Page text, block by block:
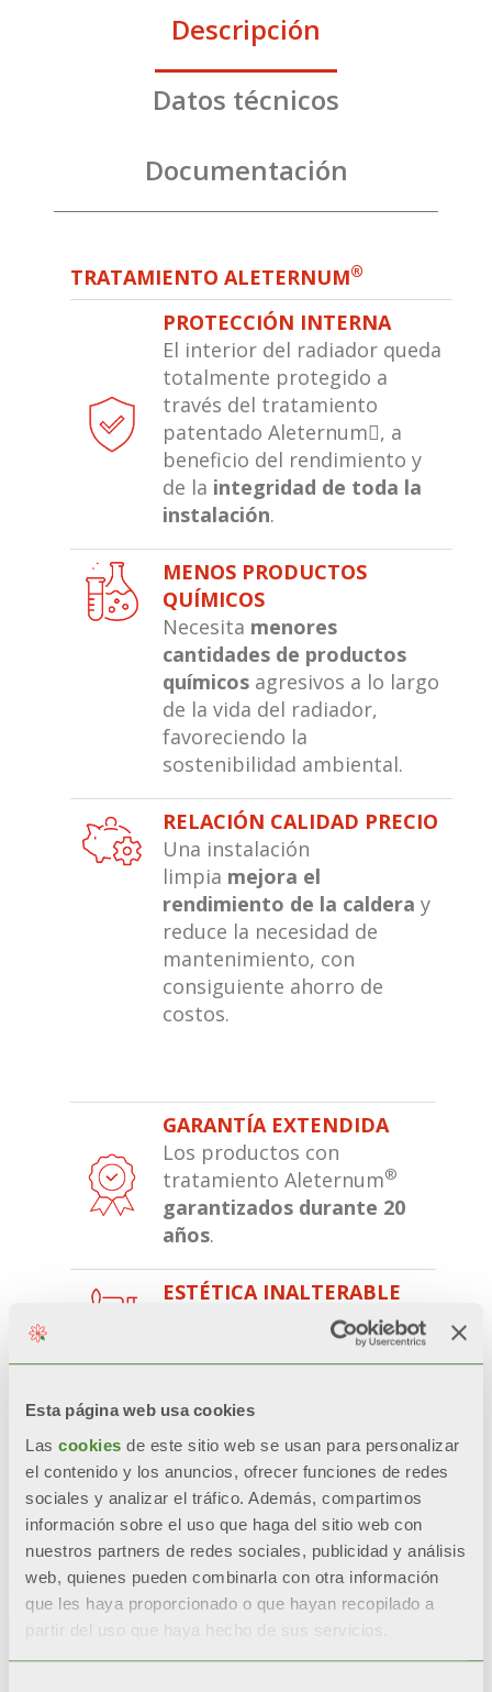
Esta página web usa cookies
Las cookies de este sitio web se usan para personalizar
el contenido y los anuncios, ofrecer funciones de redes
sociales y analizar el tráfico. Además, compartimos
información sobre el uso que haga del sitio web con
nuestros partners de redes sociales, publicidad y análisis
web, quienes pueden combinarla con otra información
que les haya proporcionado o que hayan recopilado a
partir del uso que haya hecho de sus servicios.
Descripción
Datos técnicos
Documentación
TRATAMIENTO ALETERNUM®
PROTECCIÓN INTERNA
El interior del radiador queda
totalmente protegido a
través del tratamiento
patentado Aleternum, a
beneficio del rendimiento y
de la integridad de toda la
instalación.
MENOS PRODUCTOS
QUÍMICOS
Necesita menores
cantidades de productos
químicos agresivos a lo largo
de la vida del radiador,
favoreciendo la
sostenibilidad ambiental.
RELACIÓN CALIDAD PRECIO
Una instalación
limpia mejora el
rendimiento de la caldera y
reduce la necesidad de
mantenimiento, con
consiguiente ahorro de
costos.
GARANTÍA EXTENDIDA
Los productos con
tratamiento Aleternum®
garantizados durante 20
años.
ESTÉTICA INALTERABLE
Estética, brillo y color se
mantienen a lo largo del
tiempogracias a pre-
tratamientos y a la doble
polvos.
RESISTENCIA CERTIFICADA
Durante las pruebas de
corrosión acelerada*, los
radiadores con doble
pintura